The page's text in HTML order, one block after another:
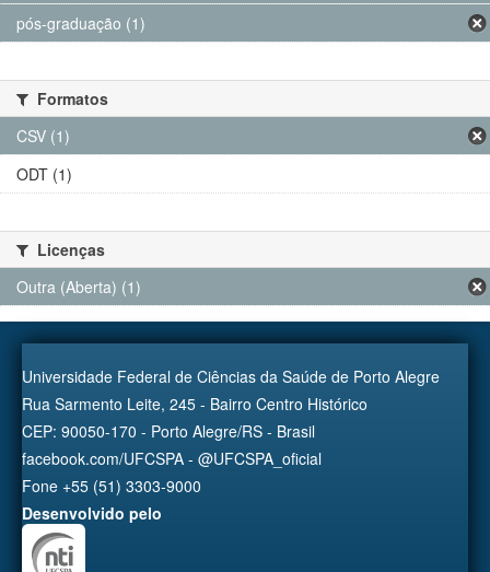
pós-graduação (1)
Formatos
CSV (1)
ODT (1)
Licenças
Outra (Aberta) (1)
Universidade Federal de Ciências da Saúde de Porto Alegre
Rua Sarmento Leite, 245 - Bairro Centro Histórico
CEP: 90050-170 - Porto Alegre/RS - Brasil
facebook.com/UFCSPA - @UFCSPA_oficial
Fone +55 (51) 3303-9000
Desenvolvido pelo